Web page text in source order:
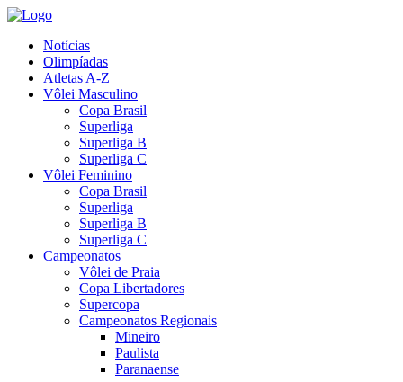
Notícias
Olimpíadas
Atletas A-Z
Vôlei Masculino
Copa Brasil
Superliga
Superliga B
Superliga C
Vôlei Feminino
Copa Brasil
Superliga
Superliga B
Superliga C
Campeonatos
Vôlei de Praia
Copa Libertadores
Supercopa
Campeonatos Regionais
Mineiro
Paulista
Paranaense